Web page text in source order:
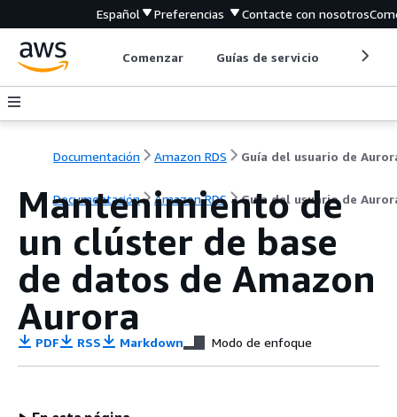
Español Preferencias Contacte con nosotros
Comenzar Guías de servicio
Documentación Amazon RDS Guía del usuario de
Documentación Amazon RDS Guía del usuario de
Mantenimiento de
un clúster de base
de datos de Amazon
Aurora
PDF RSS Markdown Modo de enfoque